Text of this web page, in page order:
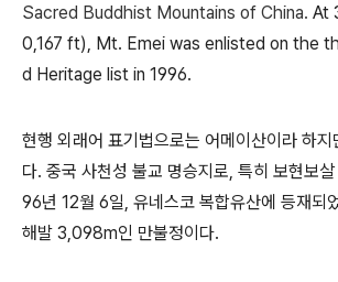
Sacred Buddhist Mountains of China. At
0,167 ft), Mt. Emei was enlisted on the
d Heritage list in 1996.
현행 외래어 표기법으로는 어메이산이라 하
다. 중국 사천성 불교 명승지로, 특히 보현보
96년 12월 6일, 유네스코 복합유산에 등재되
해발 3,098m인 만불정이다.